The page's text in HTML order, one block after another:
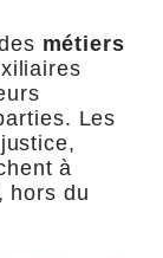
métiers
Les
à
hors du